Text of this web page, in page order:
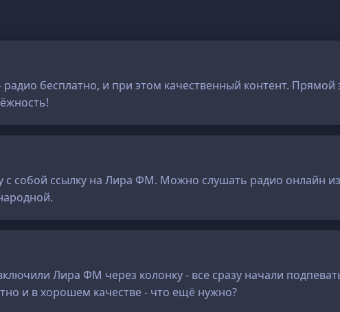
бесплатно, и при этом качественный контент.
с собой ссылку на Лира ФМ. Можно слушать радио онлайн
Лира ФМ через колонку - все сразу начали
и в хорошем качестве - что ещё нужно?